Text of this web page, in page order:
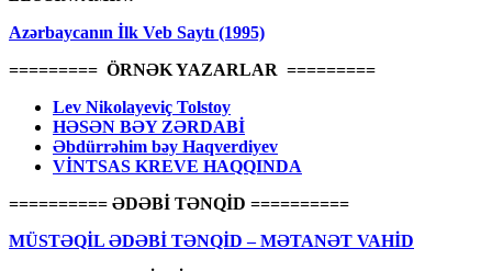
Azərbaycanın İlk Veb Saytı (1995)
========= ÖRNƏK YAZARLAR =========
Lev Nikolayeviç Tolstoy
HƏSƏN BƏY ZƏRDABİ
Əbdürrəhim bəy Haqverdiyev
VİNTSAS KREVE HAQQINDA
========== ƏDƏBİ TƏNQİD ==========
MÜSTƏQİL ƏDƏBİ TƏNQİD – MƏTANƏT VAHİD